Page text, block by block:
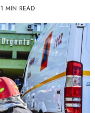
1 MIN READ